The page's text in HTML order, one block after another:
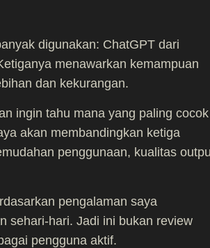
digunakan: ChatGPT dari
menawarkan kemampuan
dan kekurangan.
ingin tahu mana yang paling cocok
akan membandingkan ketiga
penggunaan, kualitas
pengalaman saya
sehari-hari. Jadi ini bukan review
pengguna aktif.